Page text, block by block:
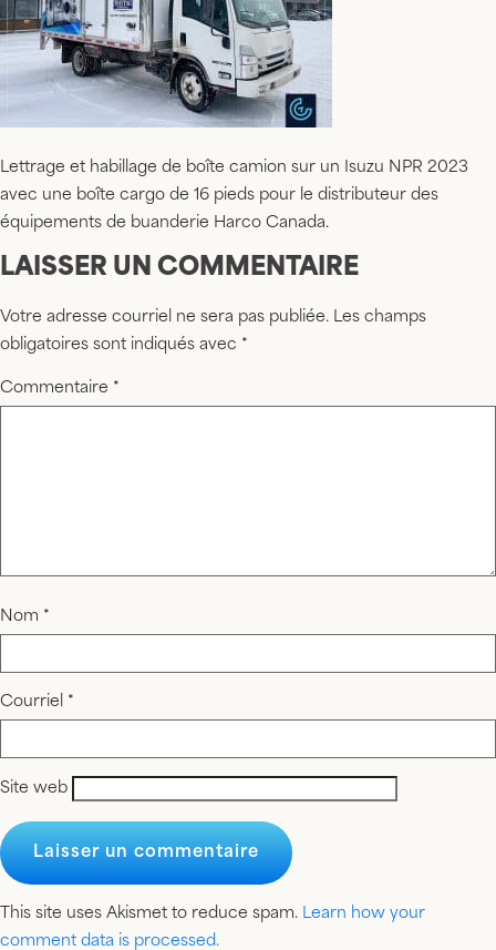
Lettrage et habillage de boîte camion sur un Isuzu NPR 2023
avec une boîte cargo de 16 pieds pour le distributeur des
équipements de buanderie Harco Canada.
LAISSER UN COMMENTAIRE
Votre adresse courriel ne sera pas publiée. Les champs
obligatoires sont indiqués avec *
Commentaire *
Nom *
Courriel *
Site web
This site uses Akismet to reduce spam. Learn how your
comment data is processed.